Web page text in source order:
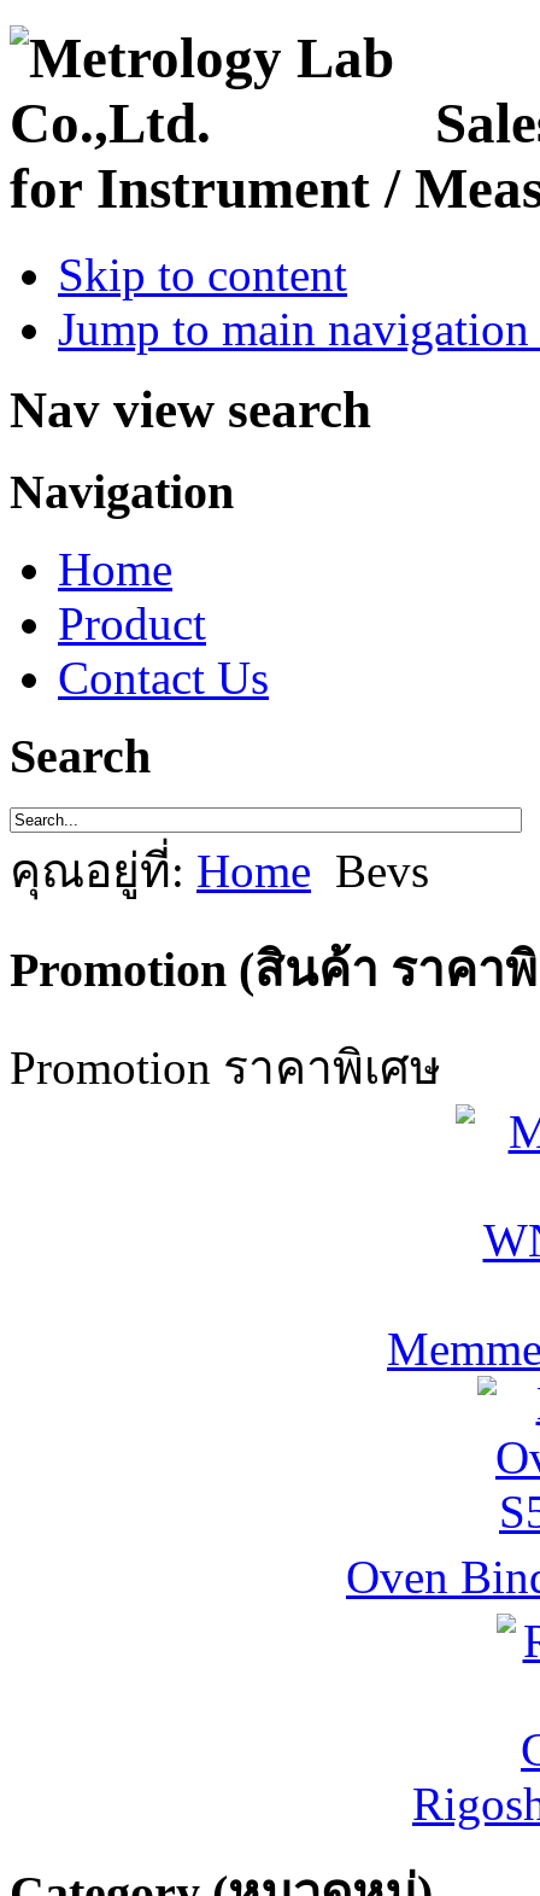
for Instrument /
Skip to content
Jump to main
Nav view search
Navigation
Home
Product
Contact Us
Search
คุณอยู่ที่: Home Bevs
Promotion (สินค้า ราคา
Promotion ราคาพิเศษ
Oven